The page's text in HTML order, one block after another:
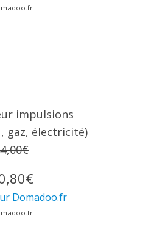
impulsions
gaz, électricité)
Domadoo.fr